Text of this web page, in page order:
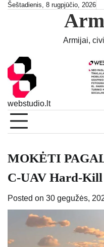
SkipŠeštadienis, 8 rugpjūčio, 2026
Armijai,
webstudio.lt
MOKĖTI
C-UAV Hard-Kill
Posted on 30 gegužės,